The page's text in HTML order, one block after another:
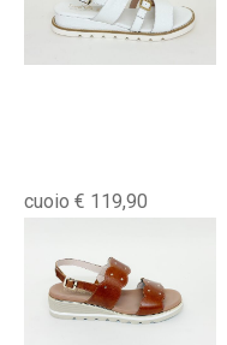
cuoio € 119,90